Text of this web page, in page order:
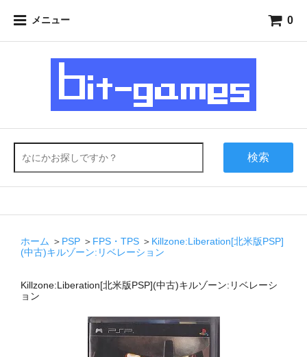
メニュー 0
検索
ホーム ＞ PSP ＞ FPS・TPS ＞ Killzone:Liberation[北米版PSP]
(中古)キルゾーン:リベレーション
Killzone:Liberation[北米版PSP](中古)キルゾーン:リベレーシ
ョン